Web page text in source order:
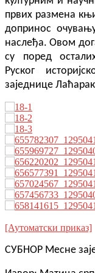
првих размена
допринос
наслеђа. Овом
су поред
Руског
заједнице
[Аутоматски приказ]
СУБНОР Месне